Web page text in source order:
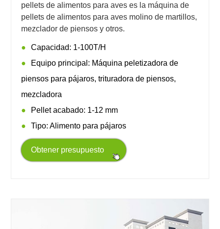
pellets de alimentos para aves es la máquina de
pellets de alimentos para aves molino de martillos,
mezclador de piensos y otros.
Capacidad: 1-100T/H
Equipo principal: Máquina peletizadora de
piensos para pájaros, trituradora de piensos,
mezcladora
Pellet acabado: 1-12 mm
Tipo: Alimento para pájaros
Obtener presupuesto